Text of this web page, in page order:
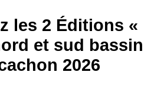
les 2 Éditions «
et sud bassin
2026